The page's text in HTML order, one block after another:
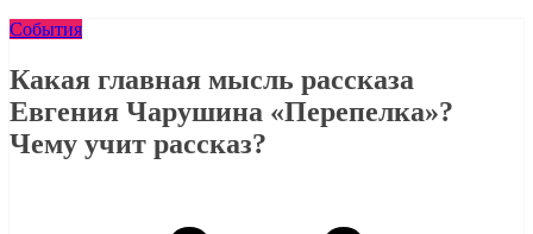
События
Какая главная мысль рассказа
Евгения Чарушина «Перепелка­»?
Чему учит рассказ?